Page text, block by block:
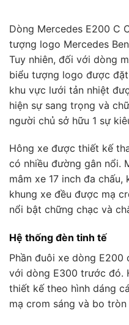
Dòng Mercedes E200 C
tượng logo Mercedes
Tuy nhiên, đối với dòng
biểu tượng logo được
khu vực lưới tản nhiệt
hiện sự sang trọng và
người chủ sở hữu 1 sự
Hông xe được thiết kế
có nhiều đường gân nổi.
mâm xe 17 inch đa
khung xe đều được mạ
nổi bật chững chạc và
Hệ thống đèn tinh tế
Phần đuôi xe dòng
với dòng E300 trước đó.
thiết kế theo hình dáng
mạ crom sáng và bo